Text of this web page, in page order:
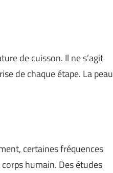
de cuisson. Il ne s’agit
de chaque étape. La peau
certaines fréquences
humain. Des études